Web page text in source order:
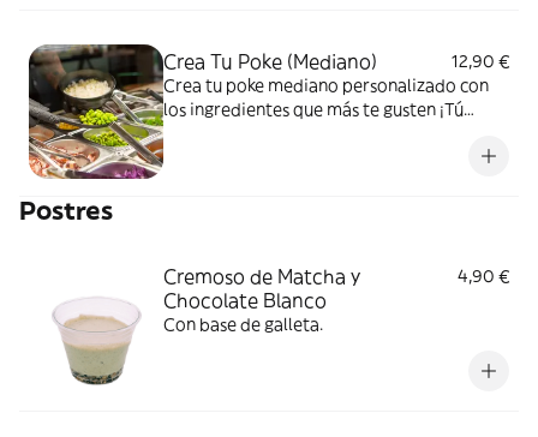
Crea Tu Poke (Mediano)
12,90 €
Crea tu poke mediano personalizado con
los ingredientes que más te gusten ¡Tú
Postres
Cremoso de Matcha y
Chocolate Blanco
4,90 €
Con base de galleta.